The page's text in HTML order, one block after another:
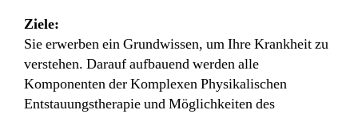
Ziele:
Sie erwerben ein Grundwissen, um Ihre Krankheit zu
verstehen. Darauf aufbauend werden alle
Komponenten der Komplexen Physikalischen
Entstauungstherapie und Möglichkeiten des